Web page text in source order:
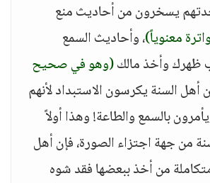
يسخرون من أحاديث منع
معنوياً)، وأحاديث السمع
ظهرك وأخذ مالك(وهو في صحيح
أهل السنة يكرسون الاستبداد لأنهم
بالسمع والطاعة! وهذا أولاً
من جهة اجتزاء الصورة، فإن أهل
من أخذ ببعضها فقد شوه